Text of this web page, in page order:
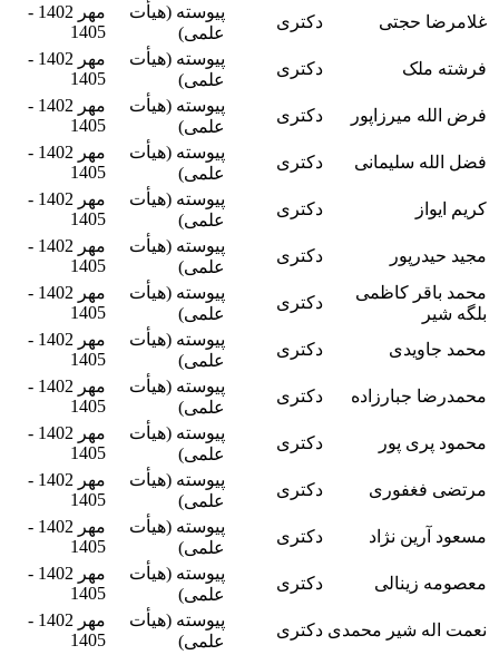
غلامرضا حجتی
دکتری
پیوسته (هیأت
علمی)
مهر 1402 -
1405
فرشته ملک
دکتری
پیوسته (هیأت
علمی)
مهر 1402 -
1405
فرض الله میرزاپور
دکتری
پیوسته (هیأت
علمی)
مهر 1402 -
1405
فضل الله سلیمانی
دکتری
پیوسته (هیأت
علمی)
مهر 1402 -
1405
کریم ایواز
دکتری
پیوسته (هیأت
علمی)
مهر 1402 -
1405
مجید حیدرپور
دکتری
پیوسته (هیأت
علمی)
مهر 1402 -
1405
محمد باقر کاظمی
بلگه شیر
دکتری
پیوسته (هیأت
علمی)
مهر 1402 -
1405
محمد جاویدی
دکتری
پیوسته (هیأت
علمی)
مهر 1402 -
1405
محمدرضا جبارزاده
دکتری
پیوسته (هیأت
علمی)
مهر 1402 -
1405
محمود پری پور
دکتری
پیوسته (هیأت
علمی)
مهر 1402 -
1405
مرتضی فغفوری
دکتری
پیوسته (هیأت
علمی)
مهر 1402 -
1405
مسعود آرین نژاد
دکتری
پیوسته (هیأت
علمی)
مهر 1402 -
1405
معصومه زینالی
دکتری
پیوسته (هیأت
علمی)
مهر 1402 -
1405
نعمت اله شیر محمدی دکتری
پیوسته (هیأت
علمی)
مهر 1402 -
1405